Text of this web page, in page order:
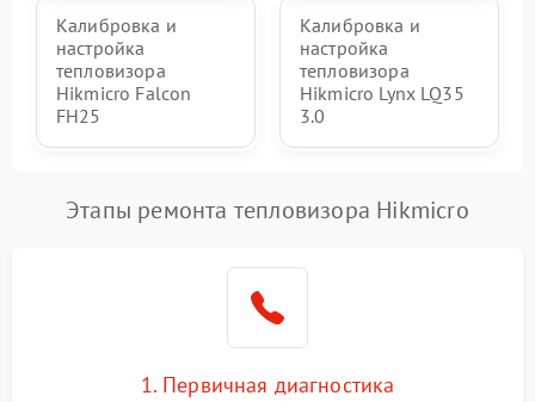
Калибровка и
настройка
тепловизора
Hikmicro Falcon
FH25
Калибровка и
настройка
тепловизора
Hikmicro Lynx LQ35
3.0
Этапы ремонта тепловизора Hikmicro
1. Первичная диагностика